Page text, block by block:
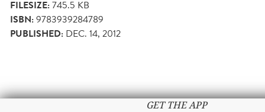
FILESIZE:745.5 KB
ISBN:9783939284789
PUBLISHED: DEC. 14, 2012
GET THE APP